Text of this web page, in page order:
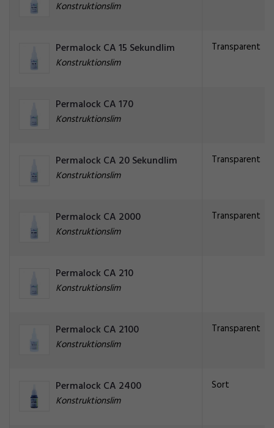
Konstruktionslim
Permalock CA 15 Sekundlim
Konstruktionslim
Transparent
Permalock CA 170
Konstruktionslim
Permalock CA 20 Sekundlim
Konstruktionslim
Transparent
Permalock CA 2000
Konstruktionslim
Transparent
Permalock CA 210
Konstruktionslim
Permalock CA 2100
Konstruktionslim
Transparent
Permalock CA 2400
Konstruktionslim
Sort